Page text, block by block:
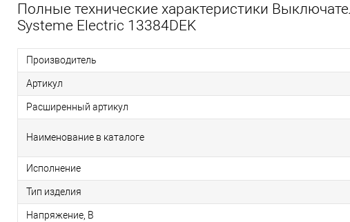
Полные технические характеристики
Systeme Electric 13384DEK
Производитель
Артикул
Расширенный артикул
Наименование в каталоге
Исполнение
Тип изделия
Напряжение, В